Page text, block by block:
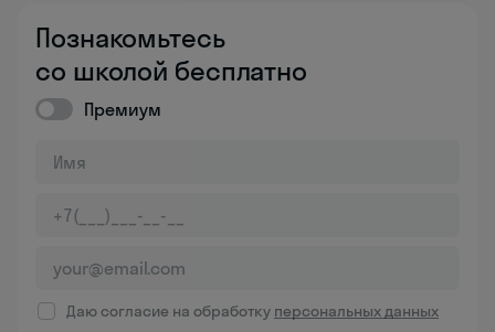
Познакомьтесь
со школой бесплатно
Премиум
Даю согласие на обработку персональных данных